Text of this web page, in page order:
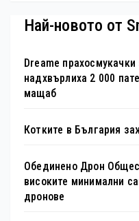
Най-новото от
Dreame
надхвърлиха 2 000
мащаб
Котките в България
Обединено Дрон
високите минимални
дронове